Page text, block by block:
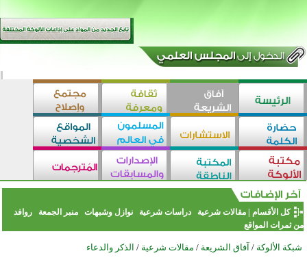
كل الأقسام |مقالات شرعية دراسات شرعية نوازل وشبهات منبر الجمعة
روافد
من ثمرات المواقع
شبكة الألوكة / آفاق الشريعة / مقالات شرعية / الذكر والدعاء